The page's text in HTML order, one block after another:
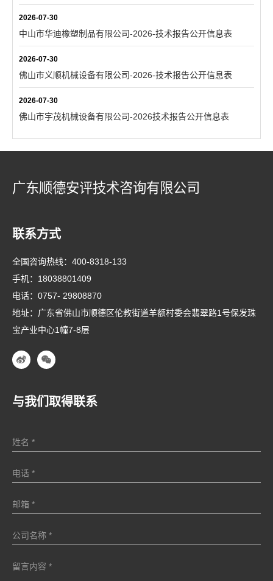
2026-07-30
中山市华迪橡塑制品有限公司-2026-技术报告公开信息表
2026-07-30
佛山市义顺机械设备有限公司-2026-技术报告公开信息表
2026-07-30
佛山市宇茂机械设备有限公司-2026技术报告公开信息表
广东顺德安评技术咨询有限公司
联系方式
全国咨询热线： 400-8318-133
手机： 18038801409
电话： 0757- 29808870
地址：广东省佛山市顺德区伦教街道羊额村委会翡翠路1号保发珠
宝产业中心1幢7-8层
与我们取得联系